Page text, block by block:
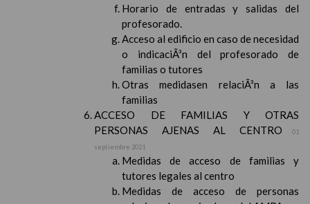
Horario de entradas y salidas del
profesorado.
Acceso al edificio en caso de necesidad
o indicaciÃ³n del profesorado de
familias o tutores
Otras medidasen relaciÃ³n a las
familias
ACCESO DE FAMILIAS Y OTRAS
PERSONAS AJENAS AL CENTRO
01
septiembre 2021
Medidas de acceso de familias y
tutores legales al centro
Medidas de acceso de personas